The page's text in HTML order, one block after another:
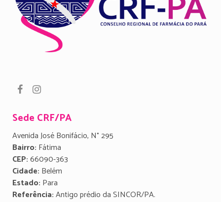
Sede CRF/PA
Avenida José Bonifácio, N° 295
Bairro: Fátima
CEP:66090-363
Cidade: Belém
Estado: Para
Referência:Antigo prédio da SINCOR/PA.